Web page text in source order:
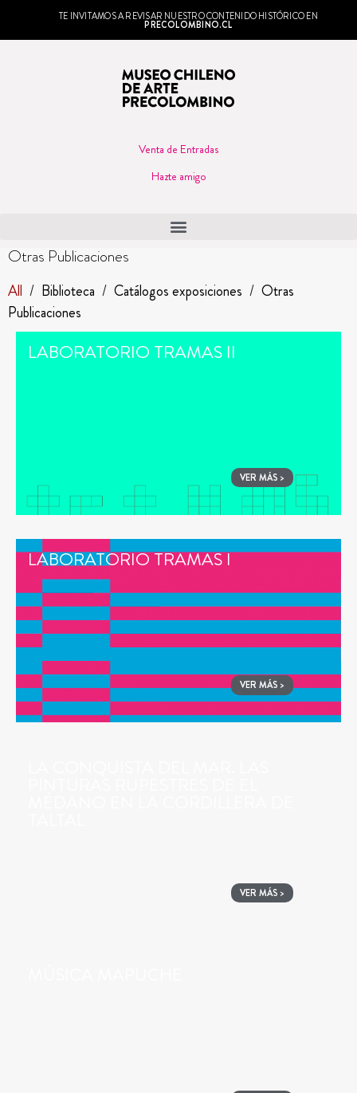
TE INVITAMOS A REVISAR NUESTRO CONTENIDO HISTÓRICO EN
PRECOLOMBINO.CL
Venta de Entradas
Hazte amigo
Otras Publicaciones
All / Biblioteca / Catálogos exposiciones / Otras
Publicaciones
LABORATORIO TRAMAS II
VER MÁS >
LABORATORIO TRAMAS I
VER MÁS >
VER MÁS >